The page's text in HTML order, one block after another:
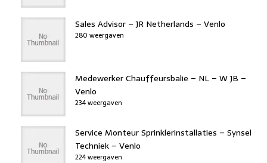
Sales Advisor – JR Netherlands – Venlo
280 weergaven
Medewerker Chauffeursbalie – NL – W JB –
Venlo
234 weergaven
Service Monteur Sprinklerinstallaties – Synsel
Techniek – Venlo
224 weergaven